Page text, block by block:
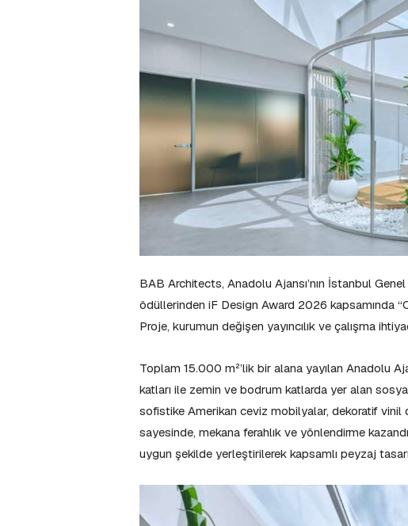
BAB Architects, Anadolu Ajansı’nın İstanbul
ödüllerinden iF Design Award 2026 kapsamında
Proje, kurumun değişen yayıncılık ve çalışma
Toplam 15.000 m²’lik bir alana yayılan Anadolu
katları ile zemin ve bodrum katlarda yer alan
sofistike Amerikan ceviz mobilyalar, dekoratif vinil
sayesinde, mekana ferahlık ve yönlendirme
uygun şekilde yerleştirilerek kapsamlı peyzaj